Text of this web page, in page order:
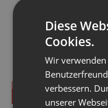
23,99 €*
Diese
Cookies.
Wir
verbessern.
unserer